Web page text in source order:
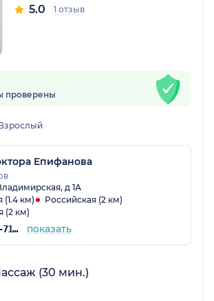
5.0 1 отзыв
проверены
Епифанова
д 1А
(1.4 км)
Российская (2 км)
(2 км)
+7 (846) 970-71-95 показать
(30 мин.)